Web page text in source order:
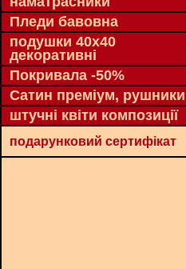
Пледи бавовна
подушки 40х40
декоративні
Покривала -50%
Сатин преміум, рушники
штучні квіти композиції
подарунковий сертифікат